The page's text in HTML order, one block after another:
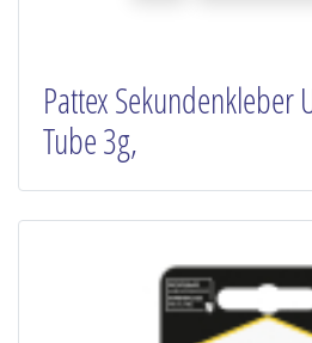
Pattex Sekundenkleber
Tube 3g,